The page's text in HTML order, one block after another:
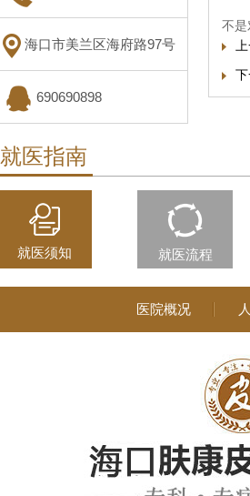
海口市美兰区海府路97号
（省彩票中心旁）
690690898
不是
下
就医指南
就医须知 就医流程
医院概况